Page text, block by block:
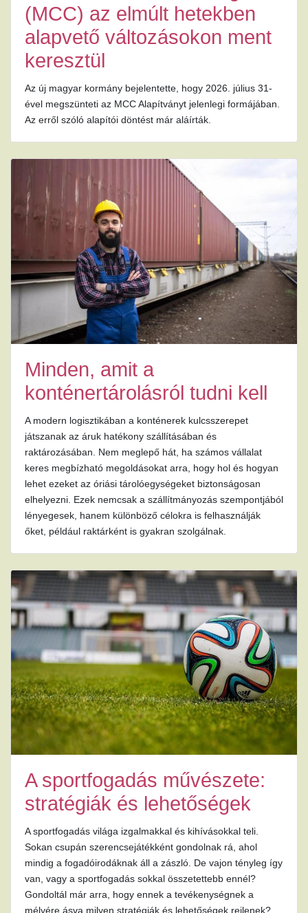
(MCC) az elmúlt hetekben
alapvető változásokon ment
keresztül
Az új magyar kormány bejelentette, hogy 2026. július 31-
ével megszünteti az MCC Alapítványt jelenlegi formájában.
Az erről szóló alapítói döntést már aláírták.
Minden, amit a
konténertárolásról tudni kell
A modern logisztikában a konténerek kulcsszerepet
játszanak az áruk hatékony szállításában és
raktározásában. Nem meglepő hát, ha számos vállalat
keres megbízható megoldásokat arra, hogy hol és hogyan
lehet ezeket az óriási tárolóegységeket biztonságosan
elhelyezni. Ezek nemcsak a szállítmányozás szempontjából
lényegesek, hanem különböző célokra is felhasználják
őket, például raktárként is gyakran szolgálnak.
A sportfogadás művészete:
stratégiák és lehetőségek
A sportfogadás világa izgalmakkal és kihívásokkal teli.
Sokan csupán szerencsejátékként gondolnak rá, ahol
mindig a fogadóirodáknak áll a zászló. De vajon tényleg így
van, vagy a sportfogadás sokkal összetettebb ennél?
Gondoltál már arra, hogy ennek a tevékenységnek a
mélyére ásva milyen stratégiák és lehetőségek rejlenek?